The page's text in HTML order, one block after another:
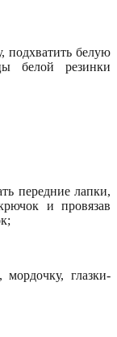
подхватить белую
белой резинки
передние лапки,
и провязав
глазки-